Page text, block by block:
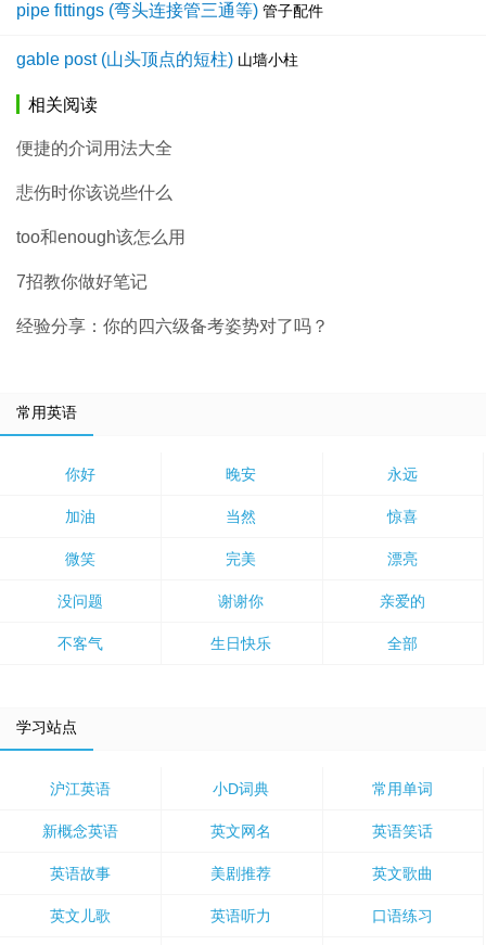
pipe fittings (弯头连接管三通等) 管子配件
gable post (山头顶点的短柱) 山墙小柱
相关阅读
便捷的介词用法大全
悲伤时你该说些什么
too和enough该怎么用
7招教你做好笔记
经验分享：你的四六级备考姿势对了吗？
常用英语
你好 晚安 永远
加油 当然 惊喜
微笑 完美 漂亮
没问题 谢谢你 亲爱的
不客气 生日快乐 全部
学习站点
沪江英语 小D词典 常用单词
新概念英语 英文网名 英语笑话
英语故事 美剧推荐 英文歌曲
英文儿歌 英语听力 口语练习